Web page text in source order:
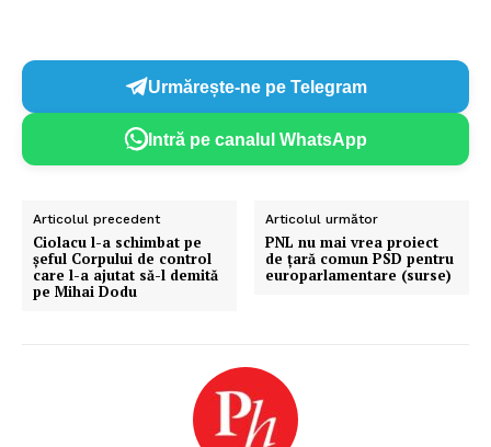
Urmărește-ne pe Telegram
Intră pe canalul WhatsApp
Articolul precedent
Ciolacu l-a schimbat pe
șeful Corpului de control
care l-a ajutat să-l demită
pe Mihai Dodu
Articolul următor
PNL nu mai vrea proiect
de țară comun PSD pentru
europarlamentare (surse)